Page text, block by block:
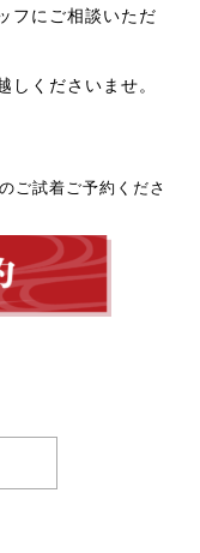
フにご相談いただ
しくださいませ。
ご試着ご予約くださ